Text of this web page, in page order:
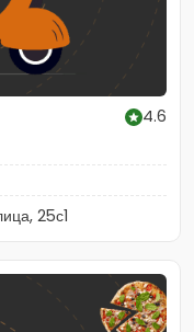
4.6
25с1